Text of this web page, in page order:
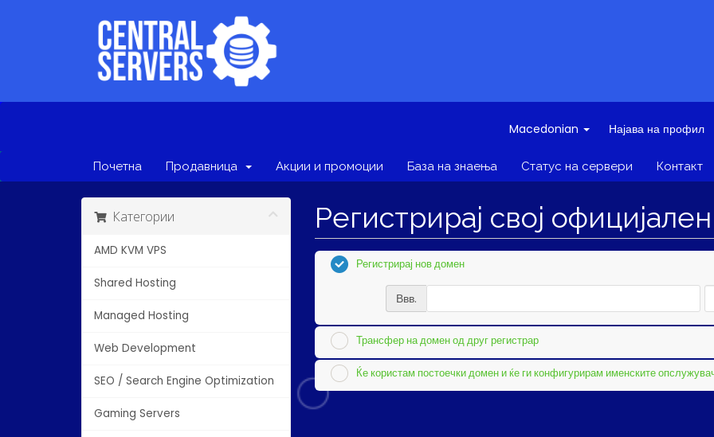
Macedonian Најава на профил
Почетна Продавница Акции и промоции База на знаења Статус на сервери Контакт
Категории
AMD KVM VPS
Shared Hosting
Managed Hosting
Web Development
SEO / Search Engine Optimization
Gaming Servers
Регистрирај свој
Регистрирај нов домен
Ввв.
Трансфер на домен од друг регистрар
Ќе користам постоечки домен и ќе ги конфигурирам именските